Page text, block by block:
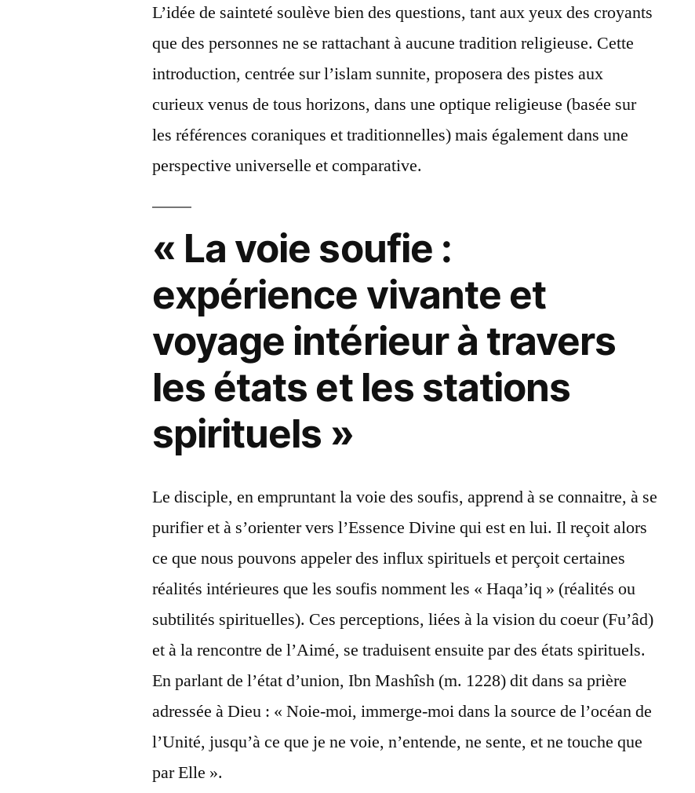
L’idée de sainteté soulève bien des questions, tant aux yeux des croyants
que des personnes ne se rattachant à aucune tradition religieuse. Cette
introduction, centrée sur l’islam sunnite, proposera des pistes aux
curieux venus de tous horizons, dans une optique religieuse (basée sur
les références coraniques et traditionnelles) mais également dans une
perspective universelle et comparative.
« La voie soufie :
expérience vivante et
voyage intérieur à travers
les états et les stations
spirituels »
Le disciple, en empruntant la voie des soufis, apprend à se connaitre, à se
purifier et à s’orienter vers l’Essence Divine qui est en lui. Il reçoit alors
ce que nous pouvons appeler des influx spirituels et perçoit certaines
réalités intérieures que les soufis nomment les « Haqa’iq » (réalités ou
subtilités spirituelles). Ces perceptions, liées à la vision du coeur (Fu’âd)
et à la rencontre de l’Aimé, se traduisent ensuite par des états spirituels.
En parlant de l’état d’union, Ibn Mashîsh (m. 1228) dit dans sa prière
adressée à Dieu : « Noie-moi, immerge-moi dans la source de l’océan de
l’Unité, jusqu’à ce que je ne voie, n’entende, ne sente, et ne touche que
par Elle ».